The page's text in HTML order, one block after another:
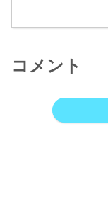
コメント